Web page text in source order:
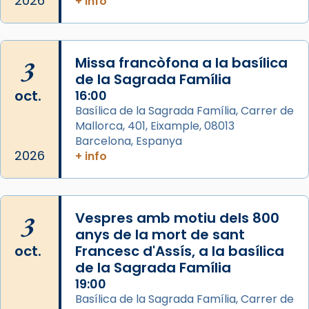
Share
Arquebisbat de Barcelona
2 weeks ago
Jaume, fill de Zebedeu, és juntament amb el
seu germà Joan i Pere un dels que
acompanyava més de prop Jesús.
Herodes Agripa (vers l'any 44).
Patró de Galícia, després de les invasions
musulmanes fou venerat com a patró dels
Regnes castellans i més tard de tota
3
oct.
2026
Missa francòfona a la basílica
de la Sagrada Família
16:00
Basílica de la Sagrada Família, Carrer de
Mallorca, 401, Eixample, 08013
Barcelona, Espanya
+ info
3
oct.
Vespres amb motiu dels 800
anys de la mort de sant
Francesc d'Assís, a la basílica
de la Sagrada Família
19:00
Basílica de la Sagrada Família, Carrer de